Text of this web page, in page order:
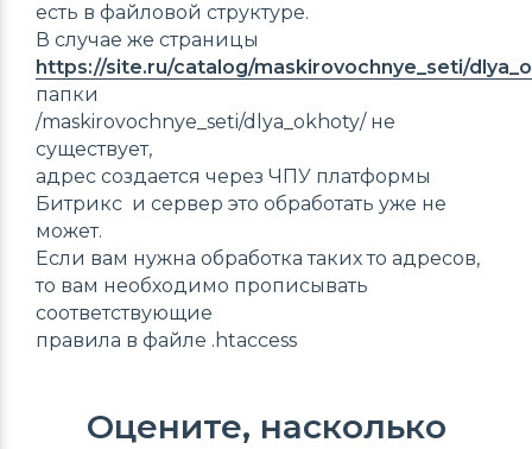
есть в файловой структуре.
В случае же страницы
https://site.ru/catalog/maskirovochnye_seti/
папки
/maskirovochnye_seti/dlya_okhoty/ не
существует,
адрес создается через ЧПУ платформы
Битрикс и сервер это обработать уже не
может.
Если вам нужна обработка таких то адресов,
то вам необходимо прописывать
соответствующие
правила в файле .htaccess
Оцените, насколько